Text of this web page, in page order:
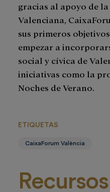
gracias al apoyo de
Valenciana,
sus primeros
empezar a
social y cívica de
iniciativas como la
Noches de Verano.
ETIQUETAS
CaixaForum València
Recursos